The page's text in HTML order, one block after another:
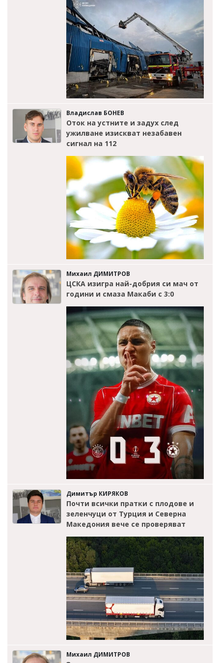
Владислав БОНЕВ
Оток на устните и задух след
ужилване изискват незабавен
сигнал на 112
Михаил ДИМИТРОВ
ЦСКА изигра най-добрия си мач от
години и смаза Макаби с 3:0
Димитър КИРЯКОВ
Почти всички пратки с плодове и
зеленчуци от Турция и Северна
Македония вече се проверяват
Михаил ДИМИТРОВ